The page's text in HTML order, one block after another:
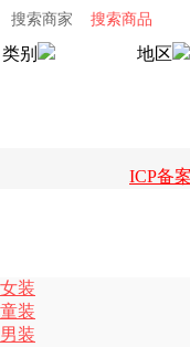
搜索商家 搜索商品
类别 地区
ICP备
女装
童装
男装